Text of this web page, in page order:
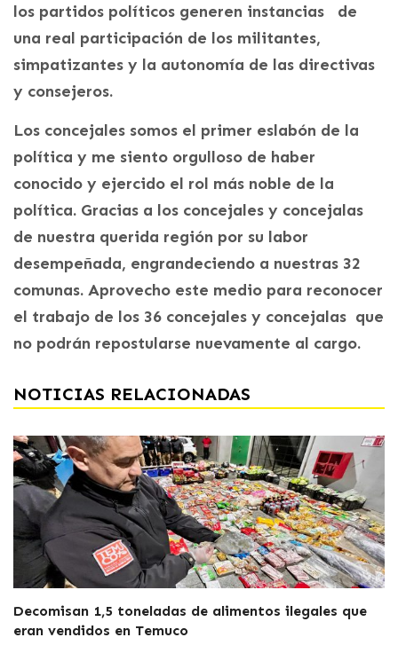
los partidos políticos generen instancias de
una real participación de los militantes,
simpatizantes y la autonomía de las directivas
y consejeros.
Los concejales somos el primer eslabón de la
política y me siento orgulloso de haber
conocido y ejercido el rol más noble de la
política. Gracias a los concejales y concejalas
de nuestra querida región por su labor
desempeñada, engrandeciendo a nuestras 32
comunas. Aprovecho este medio para reconocer
el trabajo de los 36 concejales y concejalas que
no podrán repostularse nuevamente al cargo.
NOTICIAS RELACIONADAS
Decomisan 1,5 toneladas de alimentos ilegales que
eran vendidos en Temuco